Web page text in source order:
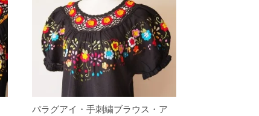
パラグアイ・手刺繍ブラウス・ア